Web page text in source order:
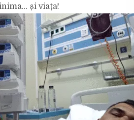
PNL
CONSTANTIN
TOADER
(48
DE
ANI)
A
FĂCUT
INFARCT.
„AM
VĂZUT
MOARTEA
CU
OCHII.
ȘI
AM
PRIMIT
O
A
DOUA
și viața!